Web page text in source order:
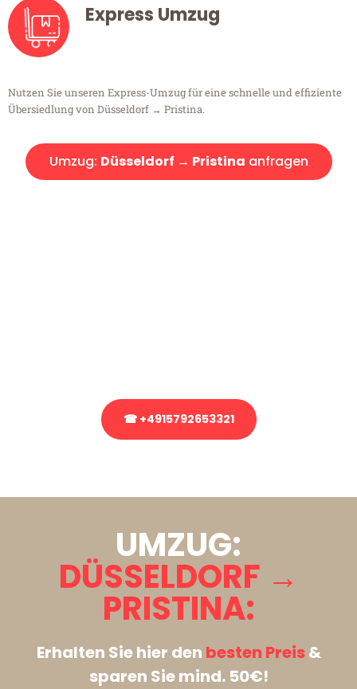
Express Umzug
Nutzen Sie unseren Express-Umzug für eine schnelle und effiziente
Übersiedlung von Düsseldorf → Pristina.
Umzug: Düsseldorf → Pristina anfragen
☎ +4915792653321
UMZUG:
DÜSSELDORF →
PRISTINA:
Erhalten Sie hier den besten Preis&
sparen Sie mind. 50€!